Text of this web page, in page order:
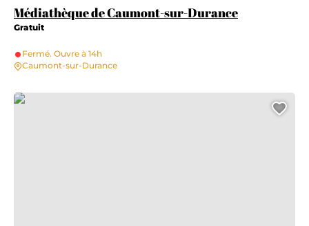
Médiathèque de Caumont-sur-Durance
Gratuit
Fermé. Ouvre à 14h
Caumont-sur-Durance
Médiathèque de Saze